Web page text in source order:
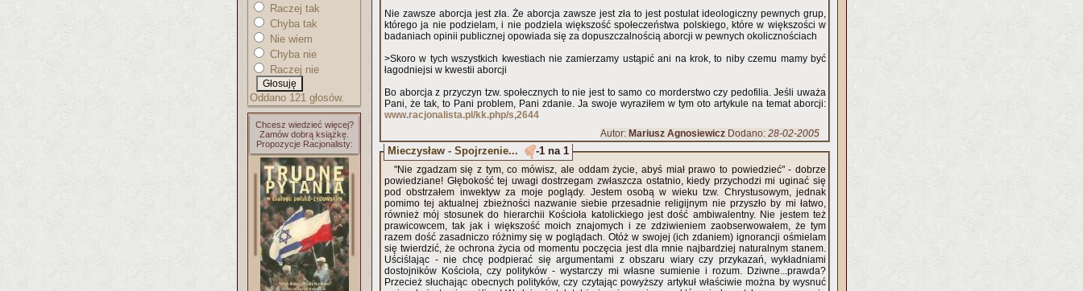
Raczej tak
Chyba tak
Nie wiem
Chyba nie
Raczej nie
Oddano 121 głosów.
Chcesz wiedzieć więcej?
Zamów dobrą książkę.
Propozycje Racjonalisty:
Nie zawsze aborcja jest zła. Że aborcja zawsze jest zła to jest postulat ideologiczny pewnych grup,
którego ja nie podzielam, i nie podziela większość społeczeństwa polskiego, które w większości w
badaniach opinii publicznej opowiada się za dopuszczalnością aborcji w pewnych okolicznościach
>Skoro w tych wszystkich kwestiach nie zamierzamy ustąpić ani na krok, to niby czemu mamy być
łagodniejsi w kwestii aborcji
Bo aborcja z przyczyn tzw. społecznych to nie jest to samo co morderstwo czy pedofilia. Jeśli uważa
Pani, że tak, to Pani problem, Pani zdanie. Ja swoje wyraziłem w tym oto artykule na temat aborcji:
www.racjonalista.pl/kk.php/s,2644
Autor: Mariusz Agnosiewicz Dodano: 28-02-2005
Mieczysław - Spojrzenie... -1 na 1
"Nie zgadzam się z tym, co mówisz, ale oddam życie, abyś miał prawo to powiedzieć" - dobrze
powiedziane! Głębokość tej uwagi dostrzegam zwłaszcza ostatnio, kiedy przychodzi mi uginać się
pod obstrzałem inwektyw za moje poglądy. Jestem osobą w wieku tzw. Chrystusowym, jednak
pomimo tej aktualnej zbieżności nazwanie siebie przesadnie religijnym nie przyszło by mi łatwo,
również mój stosunek do hierarchii Kościoła katolickiego jest dość ambiwalentny. Nie jestem też
prawicowcem, tak jak i większość moich znajomych i ze zdziwieniem zaobserwowałem, że tym
razem dość zasadniczo różnimy się w poglądach. Otóż w swojej (ich zdaniem) ignorancji ośmielam
się twierdzić, że ochrona życia od momentu poczęcia jest dla mnie najbardziej naturalnym stanem.
Uściślając - nie chcę podpierać się argumentami z obszaru wiary czy przykazań, wykładniami
dostojników Kościoła, czy polityków - wystarczy mi własne sumienie i rozum. Dziwne...prawda?
Przecież słuchając obecnych polityków, czy czytając powyższy artykuł właściwie można by wysnuć